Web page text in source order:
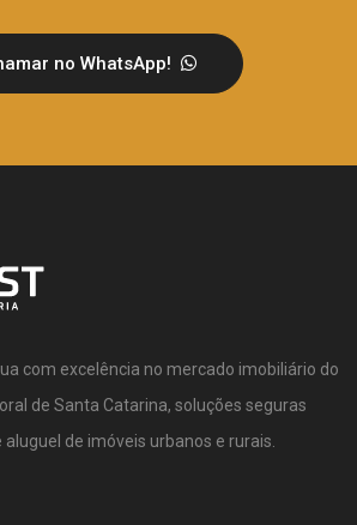
no WhatsApp!
com excelência no mercado imobiliário do
de Santa Catarina, soluções seguras
de imóveis urbanos e rurais.